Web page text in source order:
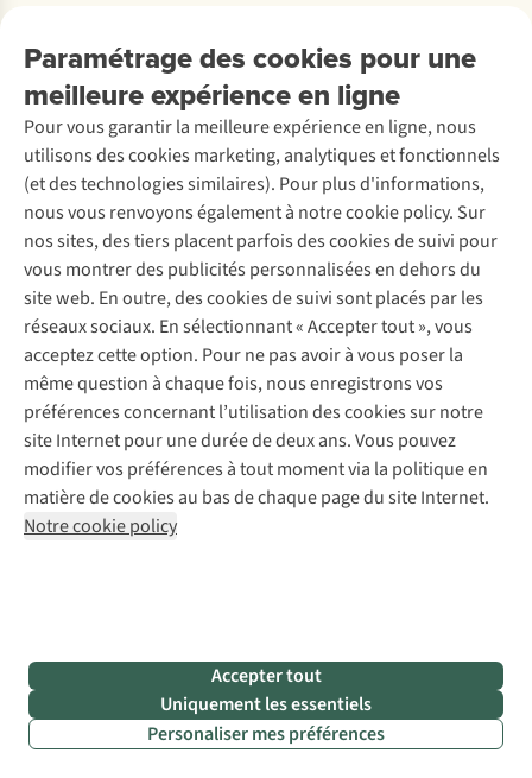
cassera
la
ligne
droite
formée
par
vos
épaules
et
donnera
plus
de
volume
à
votre
poitrine.
Vous
serez
de
bain
une
pièce
Paramétrage des cookies pour une
meilleure expérience en ligne
Pour vous garantir la meilleure expérience en ligne, nous
utilisons des cookies marketing, analytiques et fonctionnels
(et des technologies similaires). Pour plus d'informations,
nous vous renvoyons également à notre cookie policy. Sur
nos sites, des tiers placent parfois des cookies de suivi pour
vous montrer des publicités personnalisées en dehors du
site web. En outre, des cookies de suivi sont placés par les
réseaux sociaux. En sélectionnant « Accepter tout », vous
acceptez cette option. Pour ne pas avoir à vous poser la
même question à chaque fois, nous enregistrons vos
préférences concernant l’utilisation des cookies sur notre
site Internet pour une durée de deux ans. Vous pouvez
modifier vos préférences à tout moment via la politique en
matière de cookies au bas de chaque page du site Internet.
Notre cookie policy
Accepter tout
Uniquement les essentiels
Personaliser mes préférences